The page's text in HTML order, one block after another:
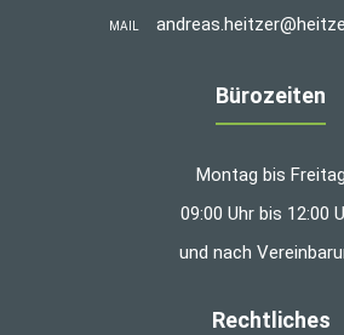
MAIL
Bürozeiten
Montag bis Freitag
09:00 Uhr bis 12:00
und nach
Rechtliches